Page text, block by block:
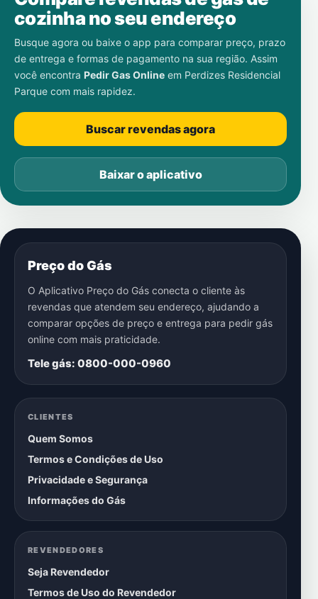
cozinha no seu endereço
Busque agora ou baixe o app para comparar preço, prazo
de entrega e formas de pagamento na sua região. Assim
você encontra Pedir Gas Online em Perdizes Residencial
Parque com mais rapidez.
Buscar revendas agora
Baixar o aplicativo
Preço do Gás
O Aplicativo Preço do Gás conecta o cliente às
revendas que atendem seu endereço, ajudando a
comparar opções de preço e entrega para pedir gás
online com mais praticidade.
Tele gás: 0800-000-0960
CLIENTES
Quem Somos
Termos e Condições de Uso
Privacidade e Segurança
Informações do Gás
REVENDEDORES
Seja Revendedor
Termos de Uso do Revendedor